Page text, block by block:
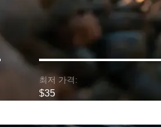
최저 가격:
$35